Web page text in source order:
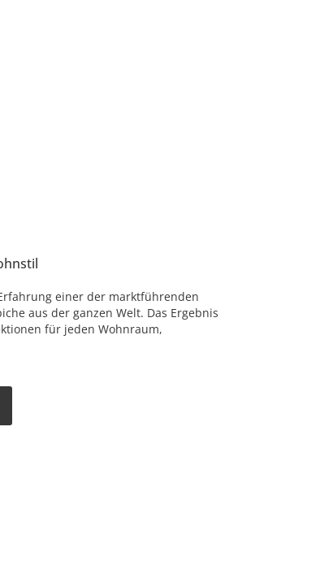
einer der marktführenden
aus der ganzen Welt. Das Ergebnis
für jeden Wohnraum,